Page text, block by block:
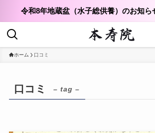
令和8年地蔵盆（水子総供養）のお知ら
ホーム 口コミ
口コミ – tag –